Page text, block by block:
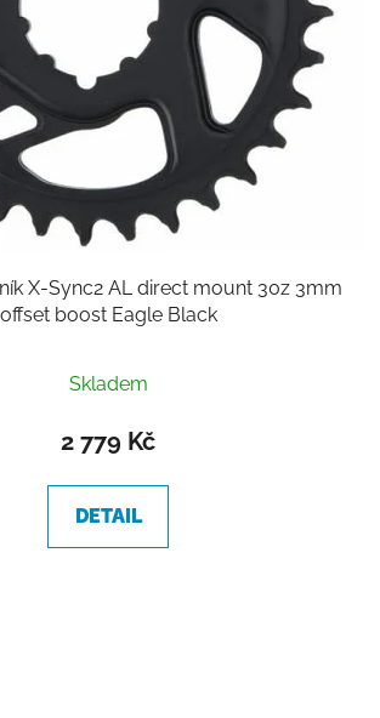
X-Sync2 AL direct mount 30z 3mm
offset boost Eagle Black
Skladem
2 779 Kč
DETAIL